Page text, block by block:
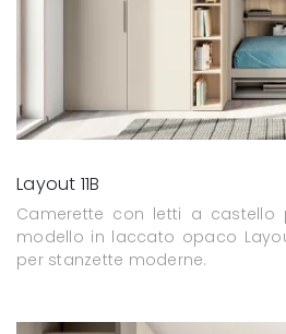
Layout 11B
Camerette con letti a castello
modello in laccato opaco
per stanzette moderne.